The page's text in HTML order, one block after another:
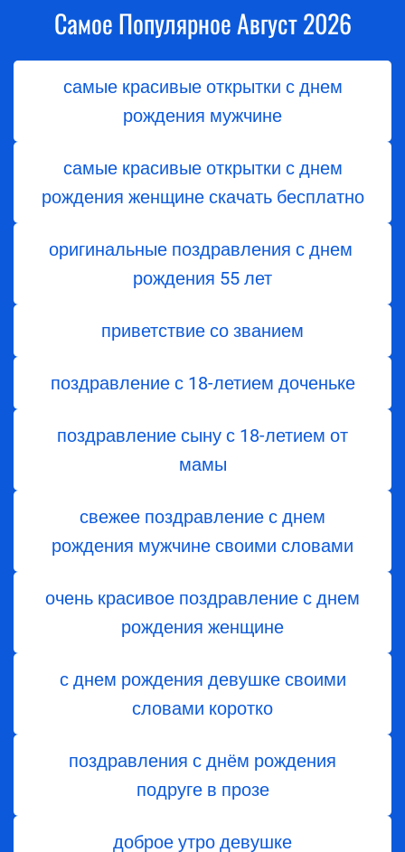
Самое Популярное Август 2026
самые красивые открытки с днем
рождения мужчине
самые красивые открытки с днем
рождения женщине скачать бесплатно
оригинальные поздравления с днем ​​
рождения 55 лет
приветствие со званием
поздравление с 18-летием доченьке
поздравление сыну с 18-летием от
мамы
свежее поздравление с днем
рождения мужчине своими словами
очень красивое поздравление с днем
рождения женщине
с днем рождения девушке своими
словами коротко
поздравления с днём рождения
подруге в прозе
доброе утро девушке